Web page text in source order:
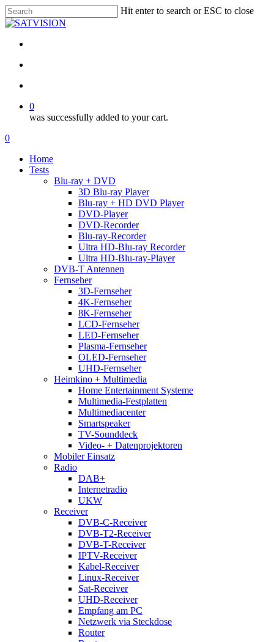
Skip
to
content
Hit enter to search or ESC to close
Close
0
was successfully added to your cart.
Menu
search
account
0
Home
Tests
Blu-ray + DVD
3D Blu-ray Player
Blu-ray + HD DVD Player
DVD-Player
DVD-Recorder
Blu-ray-Recorder
Ultra HD-Blu-ray Recorder
Ultra HD-Blu-ray-Player
DVB-T Antennen
Fernseher
3D-Fernseher
4K-Fernseher
8K-Fernseher
LCD-Fernseher
LED-Fernseher
Plasma-Fernseher
OLED-Fernseher
UHD-Fernseher
Heimkino + Multimedia
Home Entertainment Systeme
Multimedia-Festplatten
Multimediacenter
Smartspeaker
TV-Sounddeck
Video- + Datenprojektoren
Mobiler Einsatz
Radio
DAB+
Internetradio
UKW
Receiver
DVB-C-Receiver
DVB-T2-Receiver
DVB-T-Receiver
IPTV-Receiver
Kabel-Receiver
Linux-Receiver
Sat-Receiver
UHD-Receiver
Empfang am PC
Netzwerk via Steckdose
Router